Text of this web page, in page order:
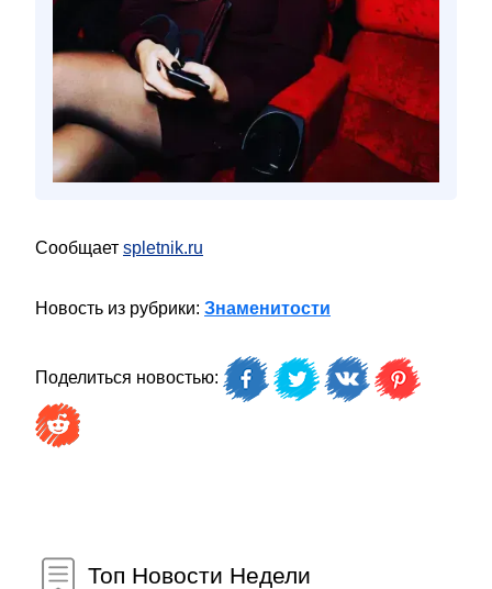
Сообщает spletnik.ru
Новость из рубрики: Знаменитости
Поделиться новостью:
Топ Новости Недели